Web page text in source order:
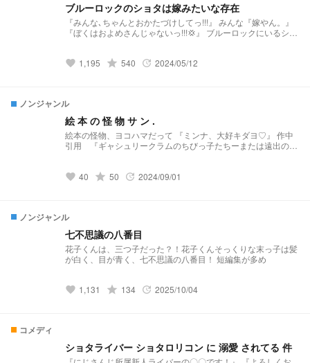
ブルーロックのショタは嫁みたいな存在
『みんな､ちゃんとおかたづけしてっ!!!』 みんな『嫁やん。』
『ぼくはおよめさんじゃないっ!!!💢』 ブルーロックにいるショ
favorite 1,195 grade 540 update 2024/05/12
ノンジャンル
絵 本 の 怪 物 サ ン .
絵本の怪物、ヨコハマだって 『ミンナ、大好キダヨ♡』 作中
引用 『ギャシュリークラムのちびっ子たちーまたは遠出のあ
favorite 40 grade 50 update 2024/09/01
ノンジャンル
七不思議の八番目
花子くんは、三つ子だった？！花子くんそっくりな末っ子は髪
が白く、目が青く、七不思議の八番目！ 短編集が多め
favorite 1,131 grade 134 update 2025/10/04
コメディ
ショタライバー ショタロリコン に 溺愛 されてる 件